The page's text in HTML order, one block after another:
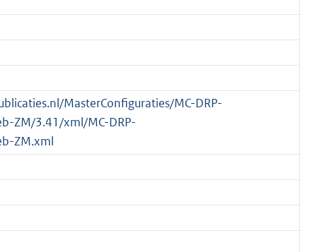
MasterConfiguraties/MC-DRP-
ZM/3.41/xml/MC-DRP-
ZM.xml